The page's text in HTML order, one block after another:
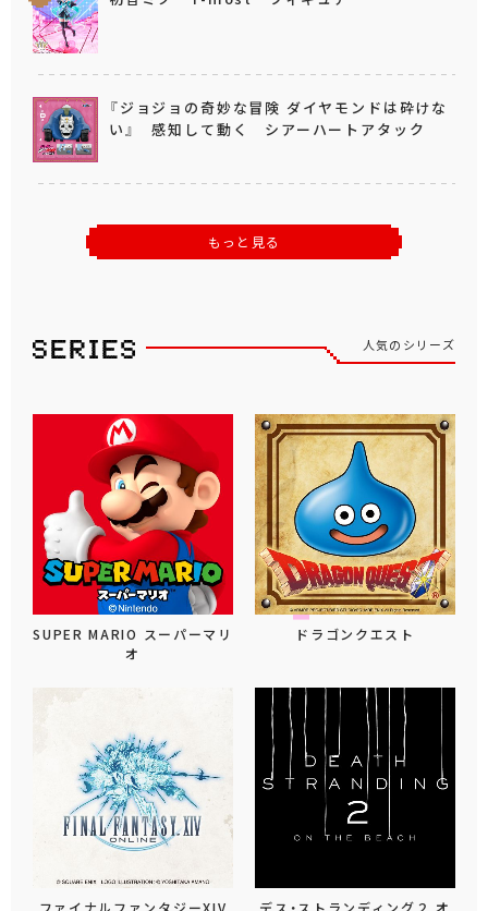
『ジョジョの奇妙な冒険 ダイヤモンドは砕けな
い』 感知して動く シアーハートアタック
もっと見る
人気のシリーズ
SUPER MARIO スーパーマリ
オ
ドラゴンクエスト